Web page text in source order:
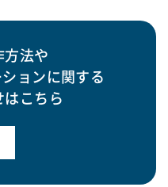
方法や
ョンに関する
はこちら